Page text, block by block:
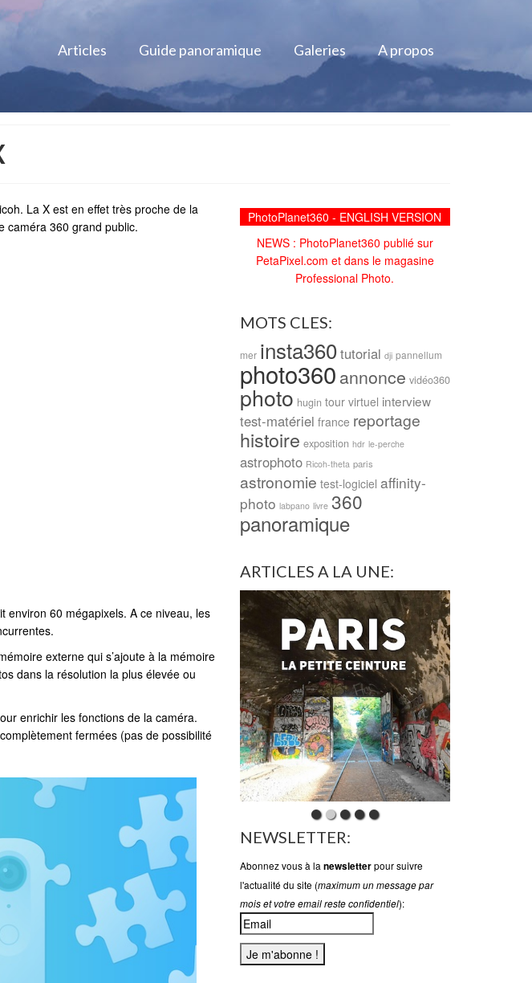
Articles Guide panoramique Galeries A propos
La X est en effet très proche de la
caméra 360 grand public.
environ 60 mégapixels. A ce niveau, les
externe qui s’ajoute à la mémoire
dans la résolution la plus élevée ou
enrichir les fonctions de la caméra.
fermées (pas de possibilité
PhotoPlanet360 - ENGLISH VERSION
NEWS : PhotoPlanet360 publié sur
PetaPixel.com et dans le magasine
Professional Photo.
MOTS CLES:
mer insta360tutorial dji pannellum
photo360 annonce vidéo360
photo hugin tour virtuel interview
test-matériel france reportage
histoire exposition hdr le-perche
astrophoto Ricoh-theta paris
astronomie test-logiciel affinity-
photo labpano livre 360
panoramique
ARTICLES A LA UNE:
NEWSLETTER:
Abonnez vous à la newsletterpour suivre
l'actualité du site (maximum un message par
mois et votre email reste confidentiel):